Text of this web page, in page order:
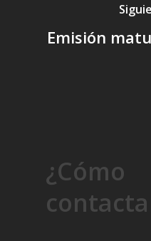
Emisión
¿Cómo